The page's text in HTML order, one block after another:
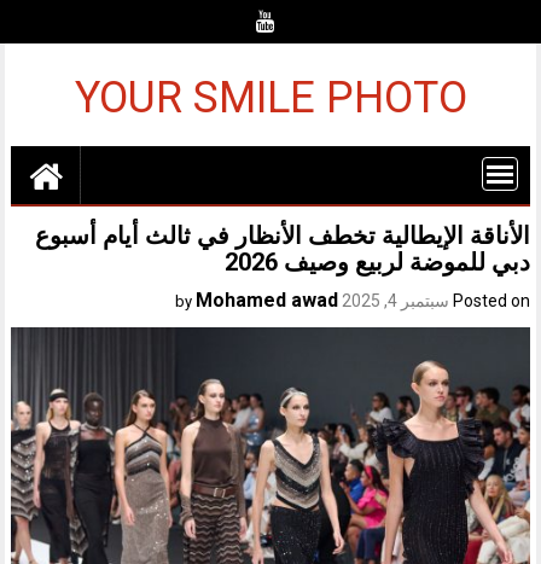
YOUR SMILE PHOTO
الأناقة الإيطالية تخطف الأنظار في ثالث أيام أسبوع
دبي للموضة لربيع وصيف 2026
Posted on سبتمبر 4, 2025 Mohamed awad